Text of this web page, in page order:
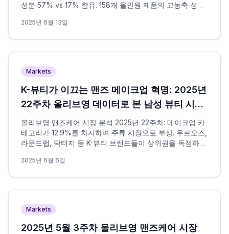
성분 57% vs 17% 함유. 158개 올인원 제품의 고농축 성분
2025년 6월 13일
Markets
K-뷰티가 이끄는 맨즈 메이크업 혁명: 2025년
22주차 올리브영 데이터로 본 남성 뷰티 시장
의 패러다임 변화
올리브영 맨즈케어 시장 분석 2025년 22주차: 메이크업 카
테고리가 12.9%를 차지하며 주류 시장으로 부상. 우르오스,
라운드랩, 닥터지 등 K-뷰티 브랜드들이 상위권을 독점하며
2025년 6월 6일
Markets
2025년 5월 3주차 올리브영 맨즈케어 시장